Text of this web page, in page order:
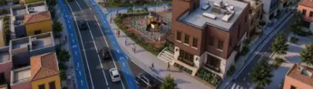
Çankırı
Çorum
Denizli